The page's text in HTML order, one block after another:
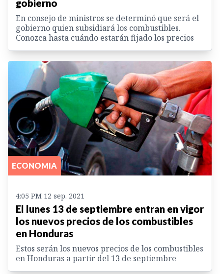
gobierno
En consejo de ministros se determinó que será el
gobierno quien subsidiará los combustibles.
Conozca hasta cuándo estarán fijado los precios
ECONOMIA
4:05 PM 12 sep. 2021
El lunes 13 de septiembre entran en vigor
los nuevos precios de los combustibles
en Honduras
Estos serán los nuevos precios de los combustibles
en Honduras a partir del 13 de septiembre